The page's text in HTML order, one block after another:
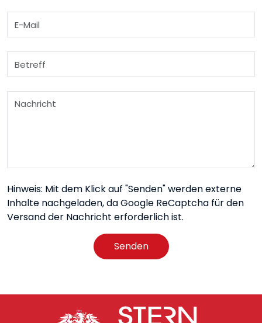
Hinweis: Mit dem Klick auf "Senden" werden externe
Inhalte nachgeladen, da Google ReCaptcha für den
Versand der Nachricht erforderlich ist.
Senden